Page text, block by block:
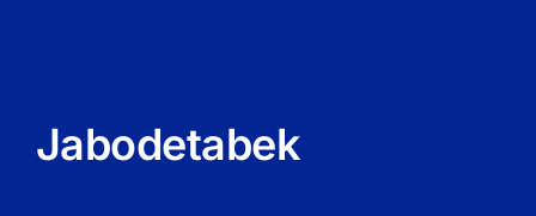
Jabodetabek